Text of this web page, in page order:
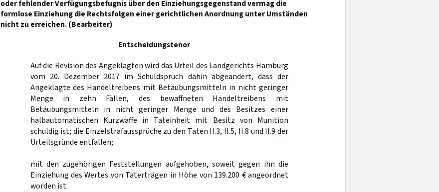
oder fehlender Verfügungsbefugnis über den Einziehungsgegenstand vermag die
formlose Einziehung die Rechtsfolgen einer gerichtlichen Anordnung unter Umständen
nicht zu erreichen. (Bearbeiter)
Entscheidungstenor
Auf die Revision des Angeklagten wird das Urteil des Landgerichts Hamburg
vom 20. Dezember 2017 im Schuldspruch dahin abgeändert, dass der
Angeklagte des Handeltreibens mit Betäubungsmitteln in nicht geringer
Menge in zehn Fällen, des bewaffneten Handeltreibens mit
Betäubungsmitteln in nicht geringer Menge und des Besitzes einer
halbautomatischen Kurzwaffe in Tateinheit mit Besitz von Munition
schuldig ist; die Einzelstrafaussprüche zu den Taten II.3, II.5, II.8 und II.9 der
Urteilsgründe entfallen;
mit den zugehörigen Feststellungen aufgehoben, soweit gegen ihn die
Einziehung des Wertes von Taterträgen in Höhe von 139.200 € angeordnet
worden ist.